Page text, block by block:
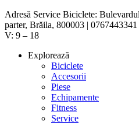
Adresă Service Biciclete:
parter, Brăila, 800003 |
V: 9 – 18
Explorează
Biciclete
Accesorii
Piese
Echipamente
Fitness
Service